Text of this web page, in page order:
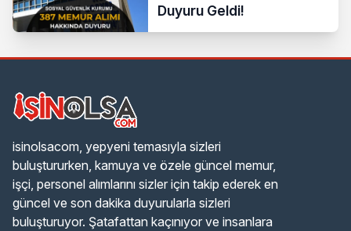
Duyuru Geldi!
isinolsacom, yepyeni temasıyla sizleri
buluştururken, kamuya ve özele güncel memur,
işçi, personel alımlarını sizler için takip ederek en
güncel ve son dakika duyurularla sizleri
buluşturuyor. Şatafattan kaçınıyor ve insanlara